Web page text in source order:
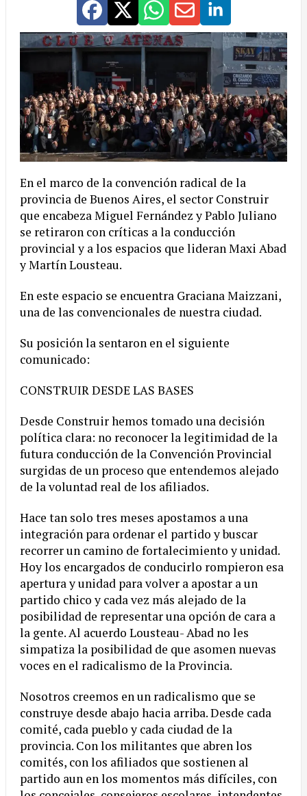
En el marco de la convención radical de la
provincia de Buenos Aires, el sector Construir
que encabeza Miguel Fernández y Pablo Juliano
se retiraron con críticas a la conducción
provincial y a los espacios que lideran Maxi Abad
y Martín Lousteau.
En este espacio se encuentra Graciana Maizzani,
una de las convencionales de nuestra ciudad.
Su posición la sentaron en el siguiente
comunicado:
CONSTRUIR DESDE LAS BASES
Desde Construir hemos tomado una decisión
política clara: no reconocer la legitimidad de la
futura conducción de la Convención Provincial
surgidas de un proceso que entendemos alejado
de la voluntad real de los afiliados.
Hace tan solo tres meses apostamos a una
integración para ordenar el partido y buscar
recorrer un camino de fortalecimiento y unidad.
Hoy los encargados de conducirlo rompieron esa
apertura y unidad para volver a apostar a un
partido chico y cada vez más alejado de la
posibilidad de representar una opción de cara a
la gente. Al acuerdo Lousteau- Abad no les
simpatiza la posibilidad de que asomen nuevas
voces en el radicalismo de la Provincia.
Nosotros creemos en un radicalismo que se
construye desde abajo hacia arriba. Desde cada
comité, cada pueblo y cada ciudad de la
provincia. Con los militantes que abren los
comités, con los afiliados que sostienen al
partido aun en los momentos más difíciles, con